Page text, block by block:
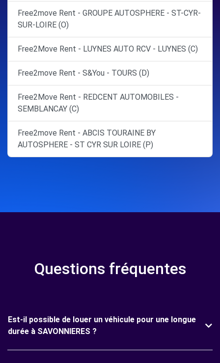
Free2move Rent - GROUPE AUTOSPHERE - ST-CYR-
SUR-LOIRE (O)
Free2Move Rent - LUYNES AUTO RCV - LUYNES (C)
Free2move Rent - S&You - TOURS (D)
Free2Move Rent - REDCENT AUTOMOBILES -
SEMBLANCAY (C)
Free2move Rent - ABCIS TOURAINE BY
AUTOSPHERE - ST CYR SUR LOIRE (P)
Questions fréquentes
Est-il possible de louer un véhicule pour une longue
durée à SAVONNIERES ?